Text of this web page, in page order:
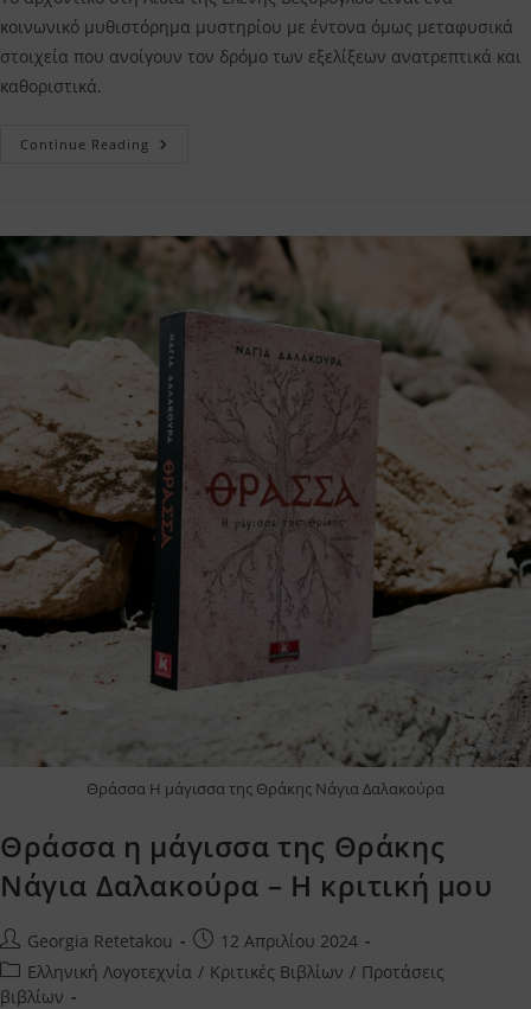
κοινωνικό μυθιστόρημα μυστηρίου με έντονα όμως μεταφυσικά
στοιχεία που ανοίγουν τον δρόμο των εξελίξεων ανατρεπτικά και
καθοριστικά.
Continue Reading Το
–
Θράσσα Η μάγισσα της Θράκης Νάγια Δαλακούρα
Θράσσα η μάγισσα της Θράκης
Νάγια Δαλακούρα – Η κριτική μου
Post
author:
Georgia Retetakou
Post
published:
12 Απριλίου 2024
Post
category:
Ελληνική Λογοτεχνία / Κριτικές Βιβλίων / Προτάσεις
βιβλίων